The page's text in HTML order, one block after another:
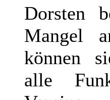
Dorsten
Mangel
können
alle